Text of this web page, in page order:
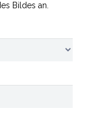
Bildes an.